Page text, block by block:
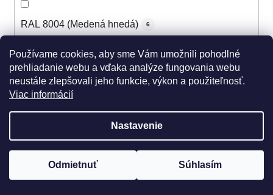
Používame cookies, aby sme Vám umožnili pohodlné
prehliadanie webu a vďaka analýze fungovania webu
neustále zlepšovali jeho funkcie, výkon a použiteľnosť.
Viac informácií
Nastavenie
Odmietnuť Súhlasím
RAL 8004 (Medená hnedá) 6
RAL 8007 (Žltohnedá svetlá)
RAL 8008 (Olivová hnedá)
RAL 8011 (Oriešková hnedá) 5
RAL 8012 (Červenohnedá) 6